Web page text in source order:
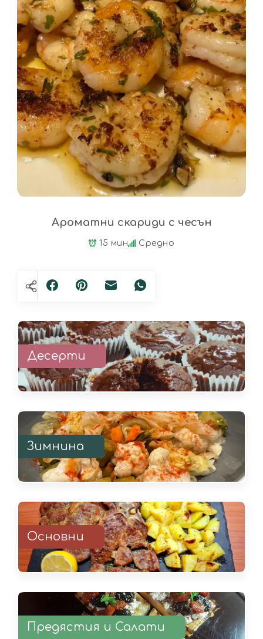
Ароматни скариди с чесън
15 мин Средно
Десерти
Зимнина
Основни
Предястия и Салати